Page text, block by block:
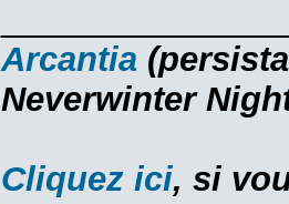
Arcantia
Neverwinter
Cliquez ici, si